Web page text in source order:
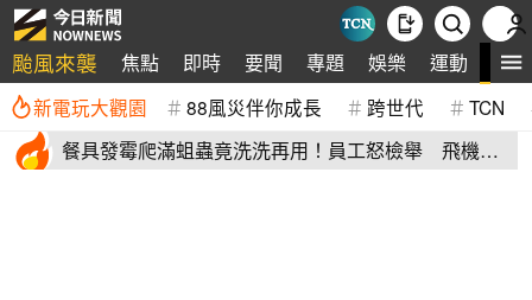
颱風來襲 焦點 即時 要聞 專題 娛樂 運動 全
新電玩大觀園 88風災伴你成長 跨世代 TCN
餐具發霉爬滿蛆蟲竟洗洗再用！員工怒檢舉 飛機餐